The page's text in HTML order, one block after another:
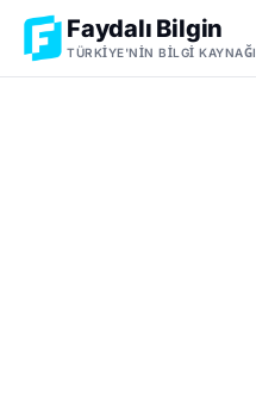
Faydalı Bilgin
TÜRKIYE'NIN BILGI KAYNAĞI